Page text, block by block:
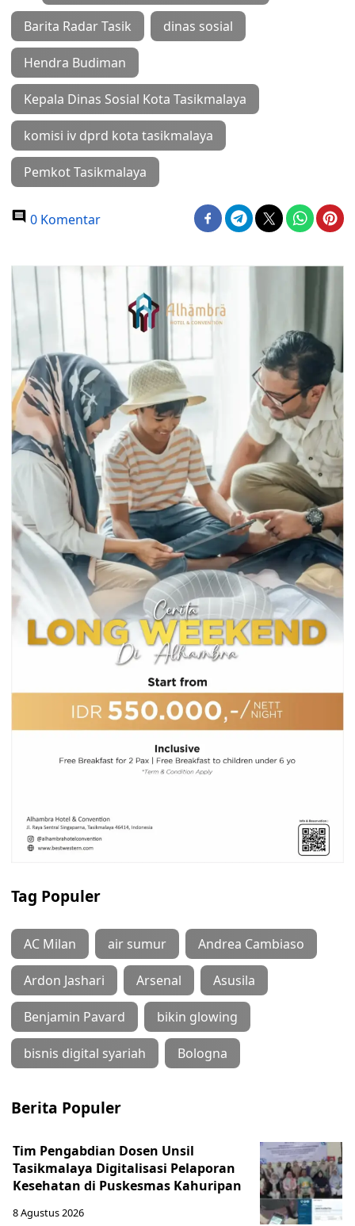
Barita Radar Tasik dinas sosial
Hendra Budiman
Kepala Dinas Sosial Kota Tasikmalaya
komisi iv dprd kota tasikmalaya
Pemkot Tasikmalaya
0 Komentar
Tag Populer
AC Milan air sumur Andrea Cambiaso
Ardon Jashari Arsenal Asusila
Benjamin Pavard bikin glowing
bisnis digital syariah Bologna
Berita Populer
Tim Pengabdian Dosen Unsil
Tasikmalaya Digitalisasi Pelaporan
Kesehatan di Puskesmas Kahuripan
8 Agustus 2026